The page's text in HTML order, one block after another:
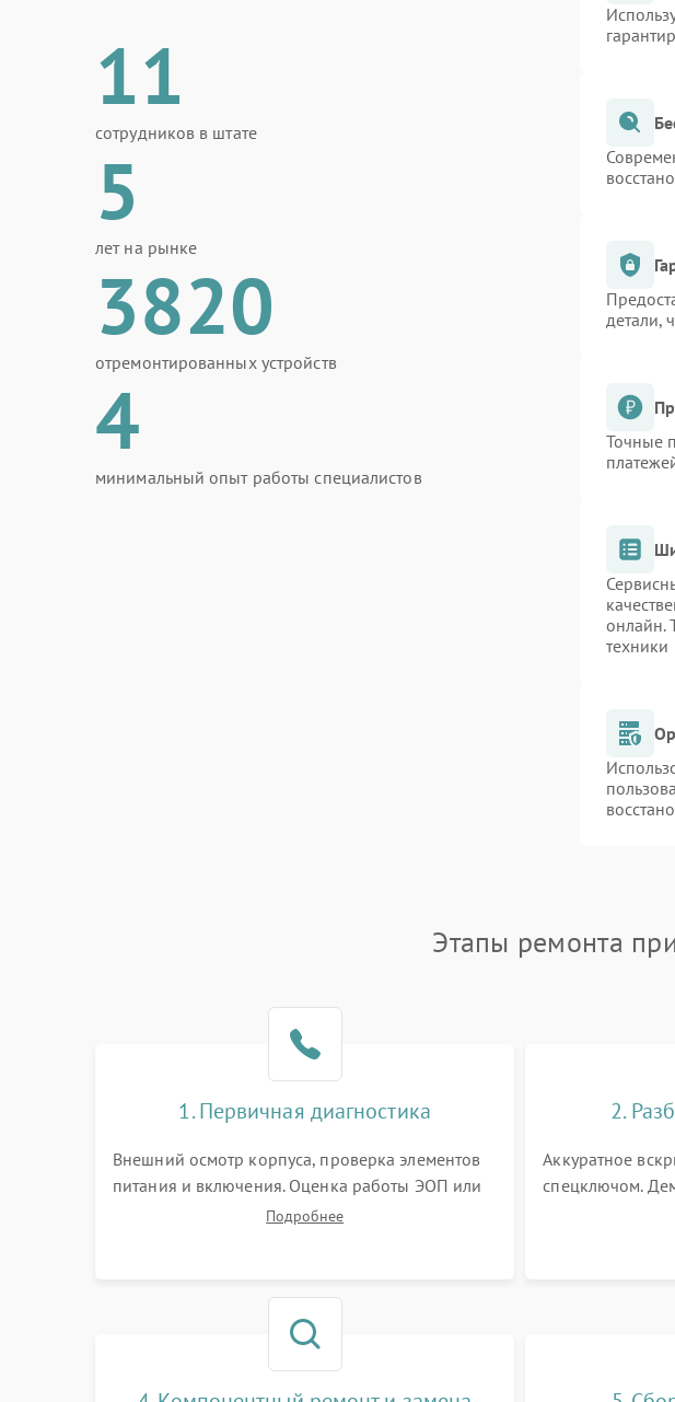
11
сотрудников в штате
5
лет на рынке
3820
отремонтированных устройств
4
минимальный опыт работы специалистов
детали,
Точные
онлайн.
техники
Этапы ремонта
1. Первичная диагностика
Внешний осмотр корпуса, проверка элементов
питания и включения. Оценка работы ЭОП или
цифровой матрицы, проверка встроенной ИК-
Подробнее
2.
Аккуратное
спецключом.